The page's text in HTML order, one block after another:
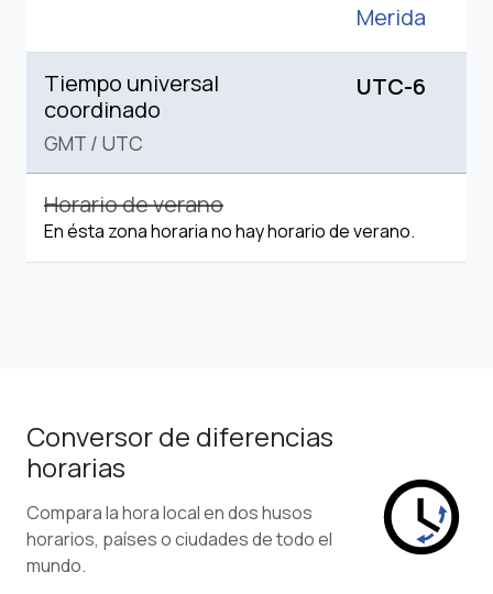
Merida
Tiempo universal
coordinado
GMT / UTC
UTC-6
Horario de verano
En ésta zona horaria no hay horario de verano.
Conversor de diferencias
horarias
Compara la hora local en dos husos
horarios, países o ciudades de todo el
mundo.